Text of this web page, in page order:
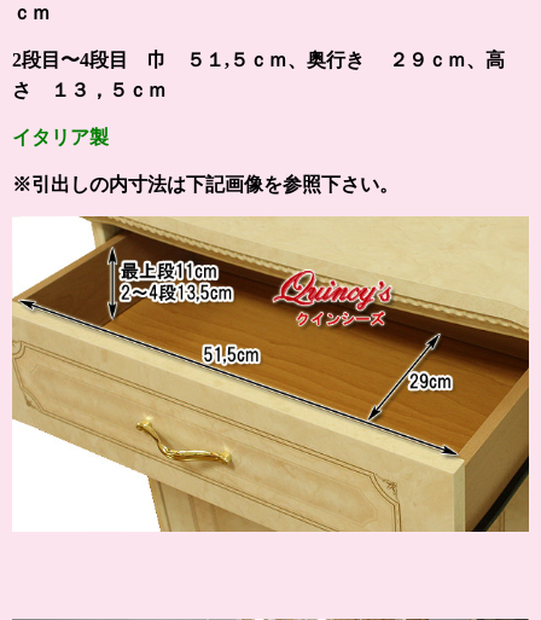
ｃｍ
2段目〜4段目 巾 ５１,５ｃｍ、奥行き
２９ｃｍ、高
さ １３，５ｃｍ
イタリア製
※引出しの内寸法は下記画像を参照下さい。